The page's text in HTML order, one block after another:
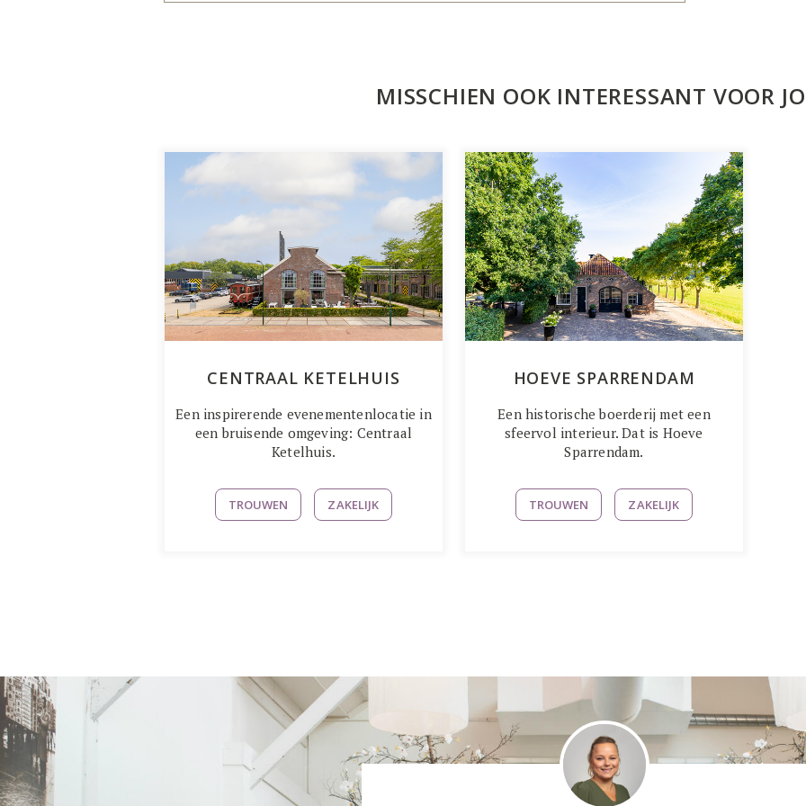
MISSCHIEN OOK INTERESSANT VOOR
CENTRAAL KETELHUIS
Een inspirerende evenementenlocatie in
een bruisende omgeving: Centraal
Ketelhuis.
TROUWEN ZAKELIJK
HOEVE SPARRENDAM
Een historische boerderij met een
sfeervol interieur. Dat is Hoeve
Sparrendam.
TROUWEN ZAKELIJK